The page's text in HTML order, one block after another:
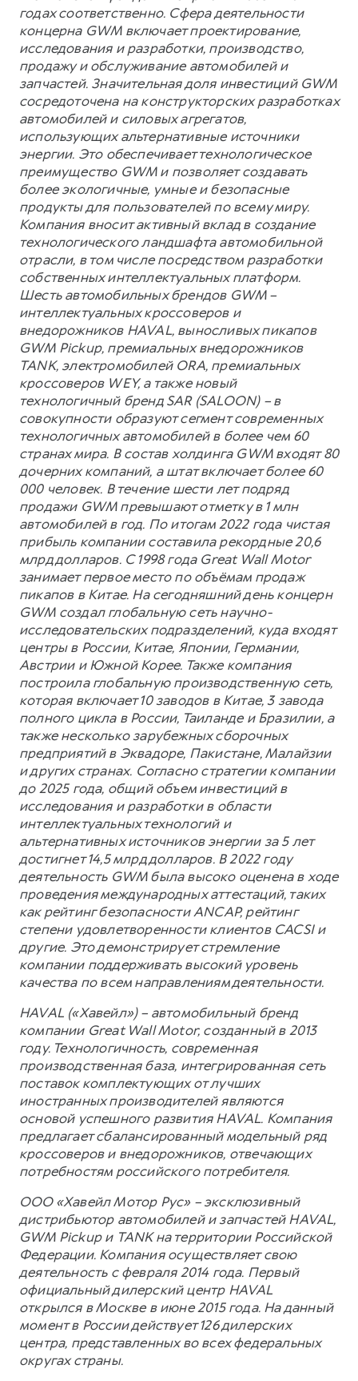
годах соответственно. Сфера деятельности
концерна GWM включает проектирование,
исследования и разработки, производство,
продажу и обслуживание автомобилей и
запчастей. Значительная доля инвестиций GWM
сосредоточена на конструкторских разработках
автомобилей и силовых агрегатов,
использующих альтернативные источники
энергии. Это обеспечивает технологическое
преимущество GWM и позволяет создавать
более экологичные, умные и безопасные
продукты для пользователей по всему миру.
Компания вносит активный вклад в создание
технологического ландшафта автомобильной
отрасли, в том числе посредством разработки
собственных интеллектуальных платформ.
Шесть автомобильных брендов GWM –
интеллектуальных кроссоверов и
внедорожников HAVAL, выносливых пикапов
GWM Pickup, премиальных внедорожников
TANK, электромобилей ORA, премиальных
кроссоверов WEY, а также новый
технологичный бренд SAR (SALOON) – в
совокупности образуют сегмент современных
технологичных автомобилей в более чем 60
странах мира. В состав холдинга GWM входят 80
дочерних компаний, а штат включает более 60
000 человек. В течение шести лет подряд
продажи GWM превышают отметку в 1 млн
автомобилей в год. По итогам 2022 года чистая
прибыль компании составила рекордные 20,6
млрд долларов. С 1998 года Great Wall Motor
занимает первое место по объёмам продаж
пикапов в Китае. На сегодняшний день концерн
GWM создал глобальную сеть научно-
исследовательских подразделений, куда входят
центры в России, Китае, Японии, Германии,
Австрии и Южной Корее. Также компания
построила глобальную производственную сеть,
которая включает 10 заводов в Китае, 3 завода
полного цикла в России, Таиланде и Бразилии, а
также несколько зарубежных сборочных
предприятий в Эквадоре, Пакистане, Малайзии
и других странах. Согласно стратегии компании
до 2025 года, общий объем инвестиций в
исследования и разработки в области
интеллектуальных технологий и
альтернативных источников энергии за 5 лет
достигнет 14,5 млрд долларов. В 2022 году
деятельность GWM была высоко оценена в ходе
проведения международных аттестаций, таких
как рейтинг безопасности ANCAP, рейтинг
степени удовлетворенности клиентов CACSI и
другие. Это демонстрирует стремление
компании поддерживать высокий уровень
качества по всем направлениям деятельности.
HAVAL («Хавейл») – автомобильный бренд
компании Great Wall Motor, созданный в 2013
году. Технологичность, современная
производственная база, интегрированная сеть
поставок комплектующих от лучших
иностранных производителей являются
основой успешного развития HAVAL. Компания
предлагает сбалансированный модельный ряд
кроссоверов и внедорожников, отвечающих
потребностям российского потребителя.
ООО «Хавейл Мотор Рус» – эксклюзивный
дистрибьютор автомобилей и запчастей HAVAL,
GWM Pickup и TANK на территории Российской
Федерации. Компания осуществляет свою
деятельность с февраля 2014 года. Первый
официальный дилерский центр HAVAL
открылся в Москве в июне 2015 года. На данный
момент в России действует 126 дилерских
центра, представленных во всех федеральных
округах страны.